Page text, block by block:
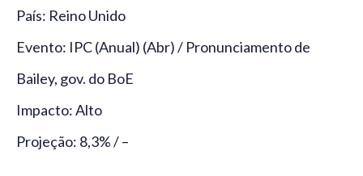
País: Reino Unido
Evento: IPC (Anual) (Abr) / Pronunciamento de
Bailey, gov. do BoE
Impacto: Alto
Projeção: 8,3% / –